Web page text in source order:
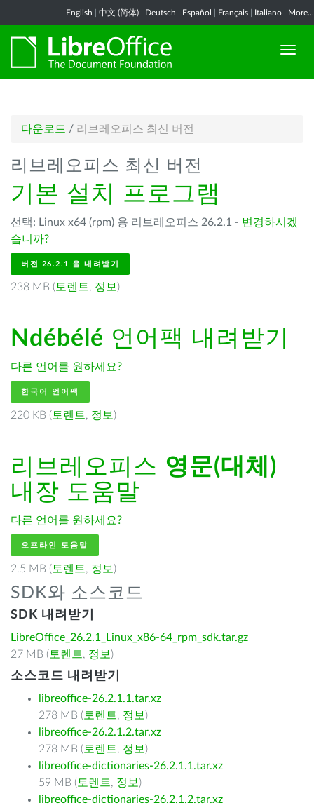
English 中文 (简体) Deutsch Español Français Italiano More...
다운로드 / 리브레오피스 최신 버전
리브레오피스 최신 버전
기본 설치 프로그램
선택: Linux x64 (rpm) 용 리브레오피스 26.2.1 - 변경하시겠
습니까?
버전 26.2.1 을 내려받기
238 MB ( 토렌트, 정보 )
Ndébélé 언어팩 내려받기
다른 언어를 원하세요?
한국어 언어팩
220 KB ( 토렌트, 정보 )
리브레오피스 영문(대체)
내장 도움말
다른 언어를 원하세요?
오프라인 도움말
2.5 MB ( 토렌트, 정보 )
SDK와 소스코드
SDK 내려받기
LibreOffice_26.2.1_Linux_x86-64_rpm_sdk.tar.gz
27 MB ( 토렌트, 정보 )
소스코드 내려받기
libreoffice-26.2.1.1.tar.xz
278 MB ( 토렌트, 정보 )
libreoffice-26.2.1.2.tar.xz
278 MB ( 토렌트, 정보 )
libreoffice-dictionaries-26.2.1.1.tar.xz
59 MB ( 토렌트, 정보 )
libreoffice-dictionaries-26.2.1.2.tar.xz